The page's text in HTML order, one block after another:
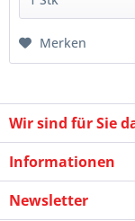
Merken
Wir sind für Sie
Informationen
Newsletter